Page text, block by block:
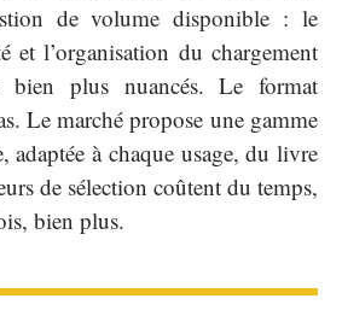
de volume disponible : le
et l’organisation du chargement
bien plus nuancés. Le format
Le marché propose une gamme
adaptée à chaque usage, du livre
de sélection coûtent du temps,
bien plus.